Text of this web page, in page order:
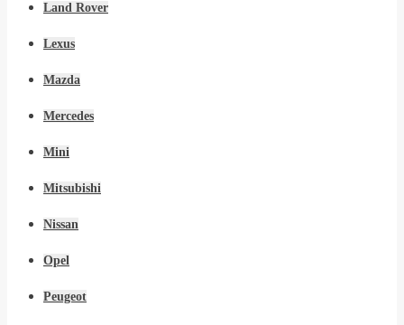
Land Rover
Lexus
Mazda
Mercedes
Mini
Mitsubishi
Nissan
Opel
Peugeot